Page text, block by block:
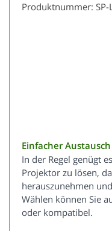
Produktnummer: SP-
Einfacher
In der Regel genügt
Projektor zu lösen,
herauszunehmen
Wählen können Sie
oder kompatibel.